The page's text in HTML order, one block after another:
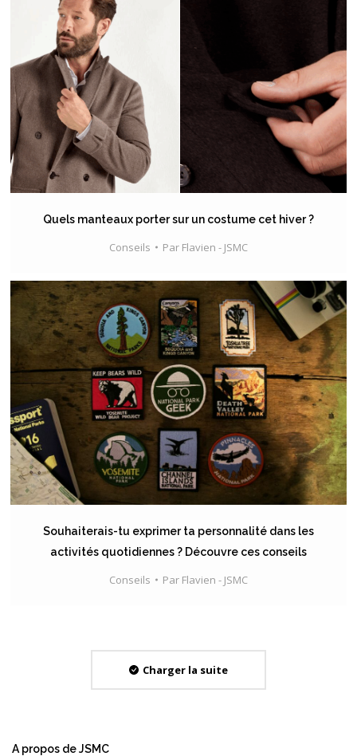
Quels manteaux porter sur un costume cet hiver ?
Conseils Par Flavien - JSMC
Souhaiterais-tu exprimer ta personnalité dans les
activités quotidiennes ? Découvre ces conseils
Conseils Par Flavien - JSMC
Charger la suite
A propos de JSMC